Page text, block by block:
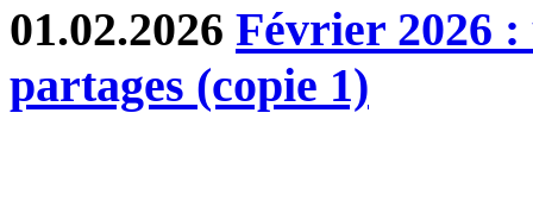
01.02.2026 Février 2026
partages (copie 1)